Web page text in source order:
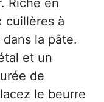
Riche en
cuillères à
dans la pâte.
et un
de
le beurre